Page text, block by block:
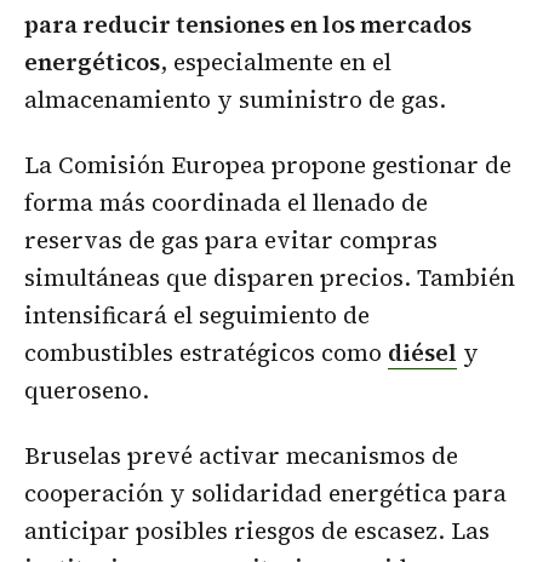
para reducir tensiones en los mercados
energéticos, especialmente en el
almacenamiento y suministro de gas.
La Comisión Europea propone gestionar de
forma más coordinada el llenado de
reservas de gas para evitar compras
simultáneas que disparen precios. También
intensificará el seguimiento de
combustibles estratégicos como diésel y
queroseno.
Bruselas prevé activar mecanismos de
cooperación y solidaridad energética para
anticipar posibles riesgos de escasez. Las